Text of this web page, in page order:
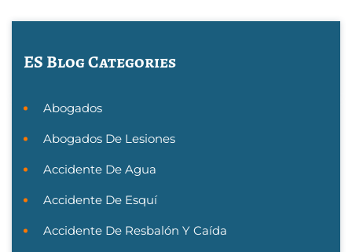
ES Blog Categories
Abogados
Abogados De Lesiones
Accidente De Agua
Accidente De Esquí
Accidente De Resbalón Y Caída